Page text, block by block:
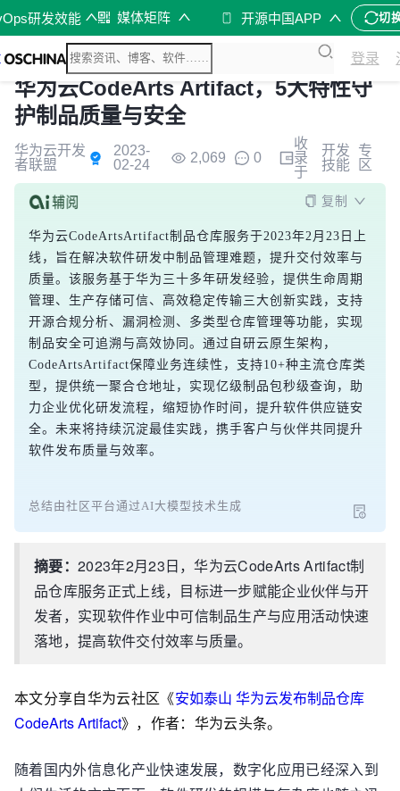
研发效能 媒体矩阵 开源中国APP 切
登录
华为云CodeArts Artifact，5大特性守
护制品质量与安全
华为云开发
者联盟
2023-
02-24
2,069 0
收
录
于
开发
技能
专
区
复制
华为云CodeArtsArtifact制品仓库服务于2023年2月23日上
线，旨在解决软件研发中制品管理难题，提升交付效率与
质量。该服务基于华为三十多年研发经验，提供生命周期
管理、生产存储可信、高效稳定传输三大创新实践，支持
开源合规分析、漏洞检测、多类型仓库管理等功能，实现
制品安全可追溯与高效协同。通过自研云原生架构，
CodeArtsArtifact保障业务连续性，支持10+种主流仓库类
型，提供统一聚合仓地址，实现亿级制品包秒级查询，助
力企业优化研发流程，缩短协作时间，提升软件供应链安
全。未来将持续沉淀最佳实践，携手客户与伙伴共同提升
软件发布质量与效率。
总结由社区平台通过AI大模型技术生成
摘要： 2023年2月23日，华为云CodeArts Artifact制
品仓库服务正式上线，目标进一步赋能企业伙伴与开
发者，实现软件作业中可信制品生产与应用活动快速
落地，提高软件交付效率与质量。
本文分享自华为云社区《安如泰山 华为云发布制品仓库
CodeArts Artifact》，作者：华为云头条。
随着国内外信息化产业快速发展，数字化应用已经深入到